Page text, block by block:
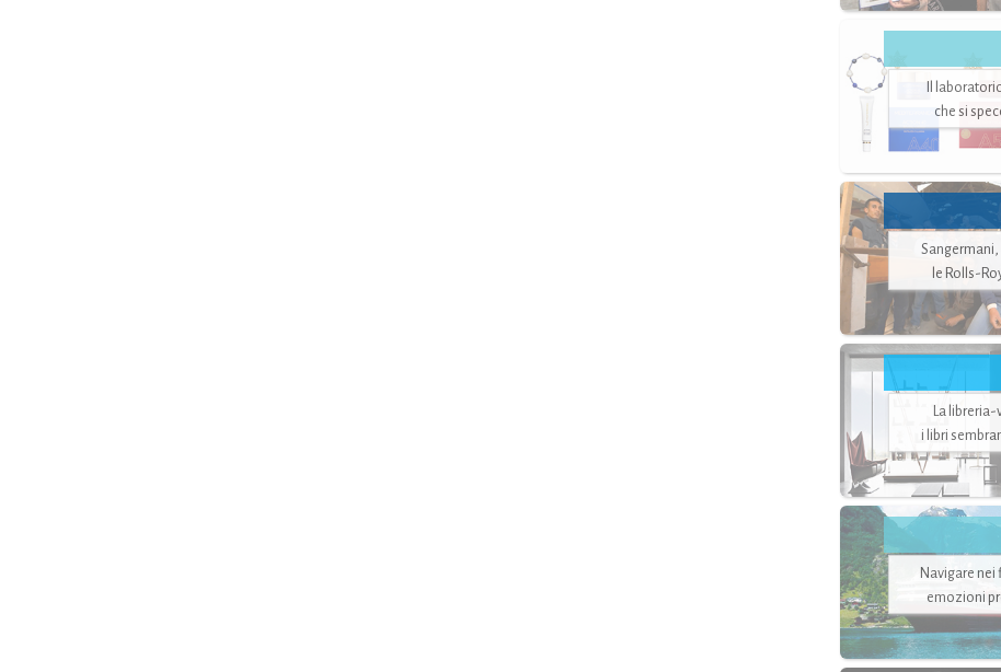
Il
che si
le Rolls-
La
i libri
Navigare
emozioni